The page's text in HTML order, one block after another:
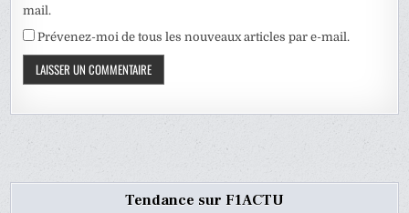
mail.
Prévenez-moi de tous les nouveaux articles par e-mail.
Tendance sur F1ACTU